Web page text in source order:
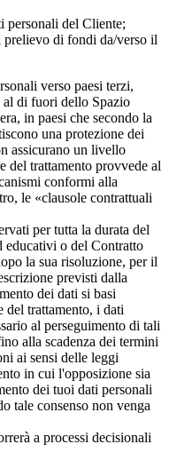
personali del Cliente;
di fondi da/verso il
verso paesi terzi,
al di fuori dello Spazio
in paesi che secondo la
una protezione dei
assicurano un livello
del trattamento provvede al
conformi alla
le «clausole contrattuali
per tutta la durata del
o del Contratto
la sua risoluzione, per il
previsti dalla
dei dati si basi
del trattamento, i dati
al perseguimento di tali
alla scadenza dei termini
ai sensi delle leggi
in cui l'opposizione sia
dei tuoi dati personali
tale consenso non venga
a processi decisionali